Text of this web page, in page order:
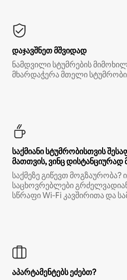
დაჯავშნეთ მშვიდად
ნამდვილი სტუმრების
მხარდაჭერა მთელი
საქმიანი სტუმრობისთვის
მათთვის, ვინც დისტანციურად
საქმეზე გიწევთ მოგზაურობა?
საცხოვრებლები
სწრაფი Wi‑Fi კავშირითა და
აპარტამენტებს ეძებთ?